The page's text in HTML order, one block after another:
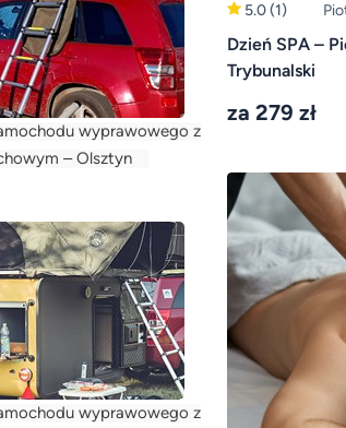
wyprawowego z
– Olsztyn
wyprawowego z
5.0(1)
Dzień SPA –
Trybunalski
za 279 zł